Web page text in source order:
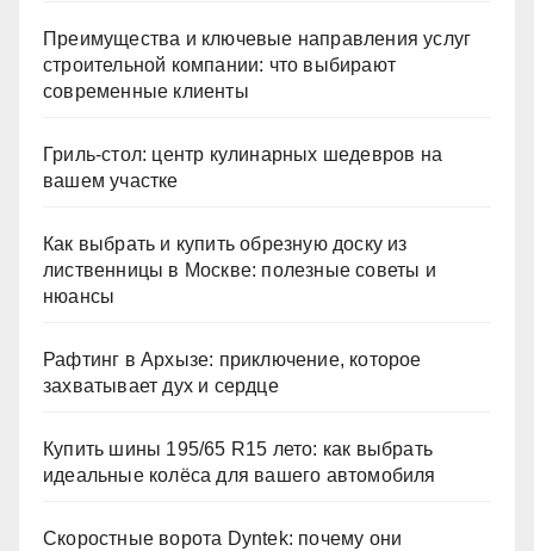
Преимущества и ключевые направления услуг
строительной компании: что выбирают
современные клиенты
Гриль-стол: центр кулинарных шедевров на
вашем участке
Как выбрать и купить обрезную доску из
лиственницы в Москве: полезные советы и
нюансы
Рафтинг в Архызе: приключение, которое
захватывает дух и сердце
Купить шины 195/65 R15 лето: как выбрать
идеальные колёса для вашего автомобиля
Скоростные ворота Dyntek: почему они